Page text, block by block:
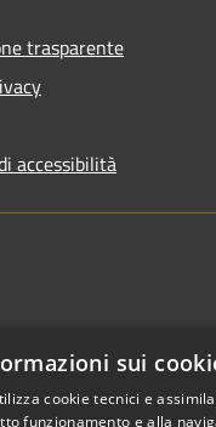
trasparente
accessibilità
sui
cookie tecnici e
funzionamento e alla